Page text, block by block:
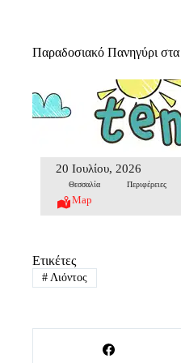
Παραδοσιακό Πανηγύρι στα
20 Ιουλίου, 2026
Θεσσαλία Περιφέρειες
Map
Ετικέτες
#Λιόντος